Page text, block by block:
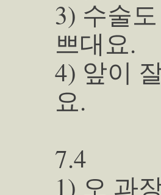
3) 수술
쁘대요.
4) 앞이
요.
7.4
1) 오 과